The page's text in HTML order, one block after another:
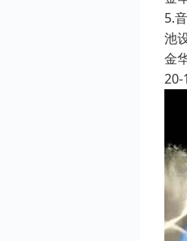
5.
池
金
20-